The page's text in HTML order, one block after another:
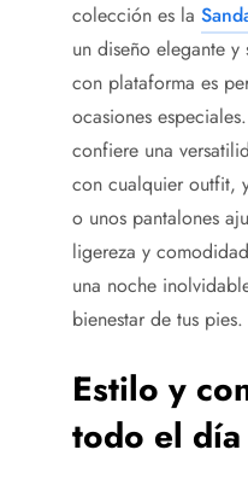
colección es la
un diseño elegante y
con plataforma es
ocasiones
confiere una
con cualquier outfit,
o unos pantalones
ligereza y
una noche
bienestar de tus pies.
Estilo y
todo el día